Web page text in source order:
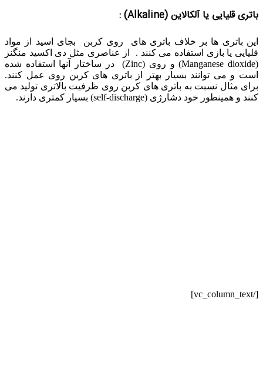
باتری قلیایی یا آلکالاین (Alkaline) :
این باتری ها بر خلاف باتری های روی کربن بجای اسید از مواد
قلیایی یا بازی استفاده می کنند . از عناصری مثل دی اکسید منگنز
(Manganese dioxide) و روی (Zinc) در ساختار آنها استفاده شده
است و می توانند بسیار بهتر از باتری های کربن روی عمل کنند.
برای مثال نسبت به باتری های کربن روی ظرفیت بالاتری تولید می
کنند و همینطور خود دشارژی (self-discharge) بسیار کمتری دارند.
[/vc_column_text]